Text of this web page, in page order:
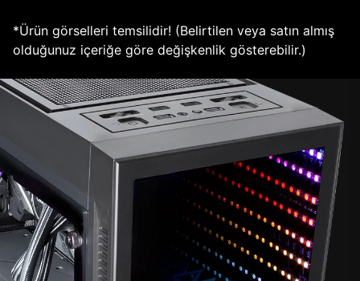
*Ürün görselleri temsilidir! (Belirtilen veya satın almış
olduğunuz içeriğe göre değişkenlik gösterebilir.)